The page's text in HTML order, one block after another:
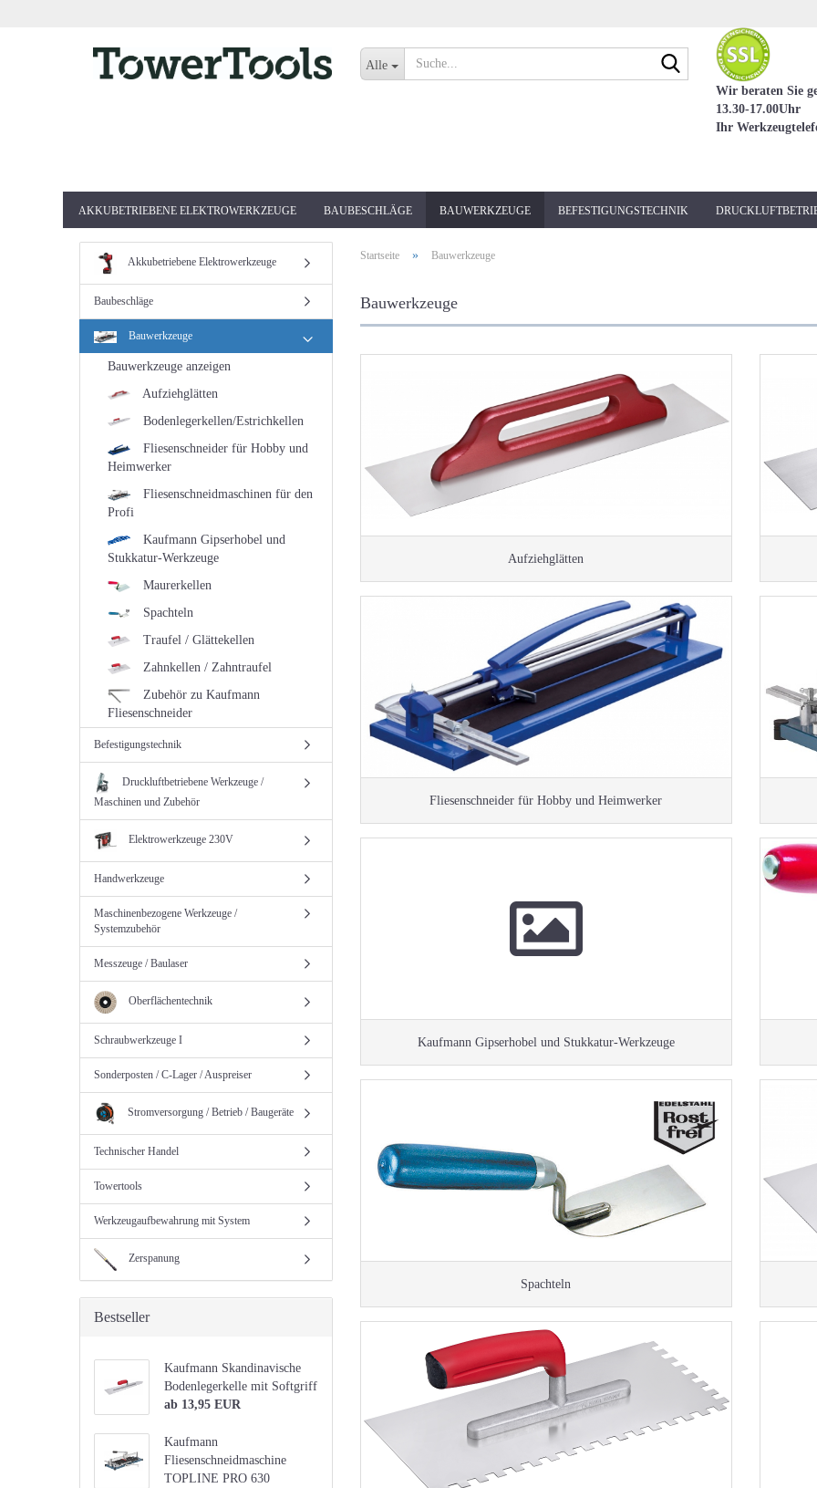
Alle
Suche...
Wir beraten Sie
13.30-17.00Uhr
Ihr
AKKUBETRIEBENE ELEKTROWERKZEUGE BAUBESCHLÄGE BAUWERKZEUGE BEFESTIGUNGSTECHNIK
Startseite » Bauwerkzeuge
Bauwerkzeuge
Aufziehglätten
Fliesenschneider für Hobby und Heimwerker
Kaufmann Gipserhobel und Stukkatur-Werkzeuge
Spachteln
Akkubetriebene Elektrowerkzeuge
Baubeschläge
Bauwerkzeuge
Bauwerkzeuge anzeigen
Aufziehglätten
Bodenlegerkellen/Estrichkellen
Fliesenschneider für Hobby und
Heimwerker
Fliesenschneidmaschinen für den
Profi
Kaufmann Gipserhobel und
Stukkatur-Werkzeuge
Maurerkellen
Spachteln
Traufel / Glättekellen
Zahnkellen / Zahntraufel
Zubehör zu Kaufmann
Fliesenschneider
Befestigungstechnik
Druckluftbetriebene Werkzeuge /
Maschinen und Zubehör
Elektrowerkzeuge 230V
Handwerkzeuge
Maschinenbezogene Werkzeuge /
Systemzubehör
Messzeuge / Baulaser
Oberflächentechnik
Schraubwerkzeuge I
Sonderposten / C-Lager / Auspreiser
Stromversorgung / Betrieb / Baugeräte
Technischer Handel
Towertools
Werkzeugaufbewahrung mit System
Zerspanung
Bestseller
Kaufmann Skandinavische
Bodenlegerkelle mit Softgriff
ab 13,95 EUR
Kaufmann
Fliesenschneidmaschine
TOPLINE PRO 630